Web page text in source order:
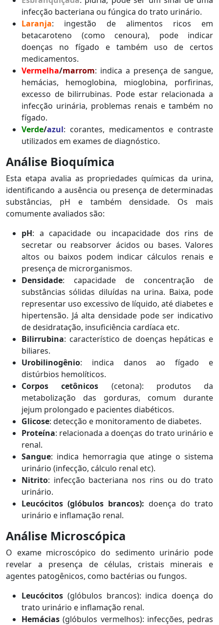
infecção bacteriana ou fúngica do trato urinário.
Laranja: ingestão de alimentos ricos em
betacaroteno (como cenoura), pode indicar
doenças no fígado e também uso de certos
medicamentos.
Vermelha/marrom: indica a presença de sangue,
hemácias, hemoglobina, mioglobina, porfirinas,
excesso de bilirrubinas. Pode estar relacionada a
infecção urinária, problemas renais e também no
fígado.
Verde/azul: corantes, medicamentos e contraste
utilizados em exames de diagnóstico.
Análise Bioquímica
Esta etapa avalia as propriedades químicas da urina,
identificando a ausência ou presença de determinadas
substâncias, pH e também densidade. Os mais
comumente avaliados são:
pH: a capacidade ou incapacidade dos rins de
secretar ou reabsorver ácidos ou bases. Valores
altos ou baixos podem indicar cálculos renais e
presença de microrganismos.
Densidade: capacidade de concentração de
substâncias sólidas diluídas na urina. Baixa, pode
representar uso excessivo de líquido, até diabetes e
hipertensão. Já alta densidade pode ser indicativo
de desidratação, insuficiência cardíaca etc.
Bilirrubina: característico de doenças hepáticas e
biliares.
Urobilinogênio: indica danos ao fígado e
distúrbios hemolíticos.
Corpos cetônicos (cetona): produtos da
metabolização das gorduras, comum durante
jejum prolongado e pacientes diabéticos.
Glicose: detecção e monitoramento de diabetes.
Proteína: relacionada a doenças do trato urinário e
renal.
Sangue: indica hemorragia que atinge o sistema
urinário (infecção, cálculo renal etc).
Nitrito: infecção bacteriana nos rins ou do trato
urinário.
Leucócitos (glóbulos brancos): doença do trato
urinário e inflamação renal.
Análise Microscópica
O exame microscópico do sedimento urinário pode
revelar a presença de células, cristais minerais e
agentes patogênicos, como bactérias ou fungos.
Leucócitos (glóbulos brancos): indica doença do
trato urinário e inflamação renal.
Hemácias (glóbulos vermelhos): infecções, pedras